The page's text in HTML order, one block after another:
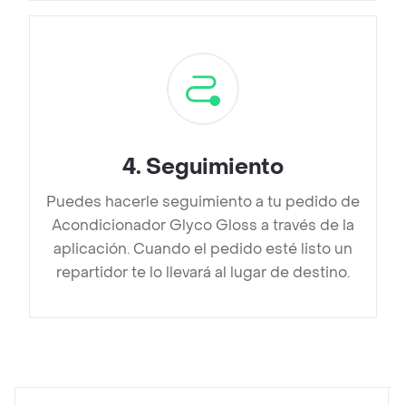
4. Seguimiento
Puedes hacerle seguimiento a tu pedido de
Acondicionador Glyco Gloss a través de la
aplicación. Cuando el pedido esté listo un
repartidor te lo llevará al lugar de destino.